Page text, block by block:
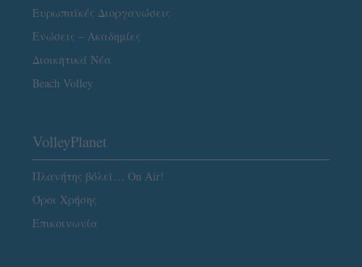
Ευρωπαϊκές Διοργανώσεις
Ενώσεις – Ακαδημίες
Διοικητικά Νέα
Beach Volley
VolleyPlanet
Πλανήτης βόλεϊ… On Air!
Όροι Χρήσης
Επικοινωνία